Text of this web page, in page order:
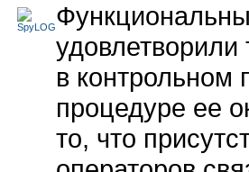
в контрольном
процедуре ее
то, что